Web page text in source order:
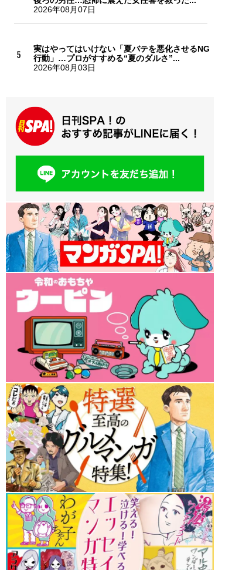
2026年08月07日
実はやってはいけない「夏バテを悪化させるNG
行動」…プロがすすめる“夏のダルさ”...
2026年08月03日